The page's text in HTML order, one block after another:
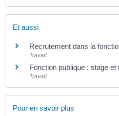
Et aussi
Recrutement dans la
Travail
Fonction publique : stage et
Travail
Pour en savoir plus